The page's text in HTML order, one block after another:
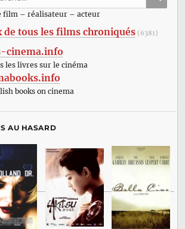
film – réalisateur – acteur
de tous les films chroniqués (6381)
cinema.info
les livres sur le cinéma
books on cinema
AU HASARD